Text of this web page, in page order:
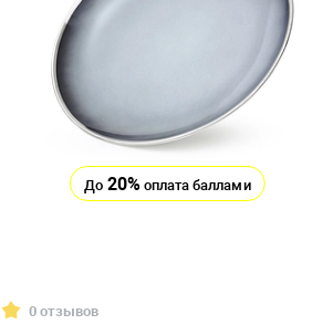
До 20% оплата баллами
0 отзывов